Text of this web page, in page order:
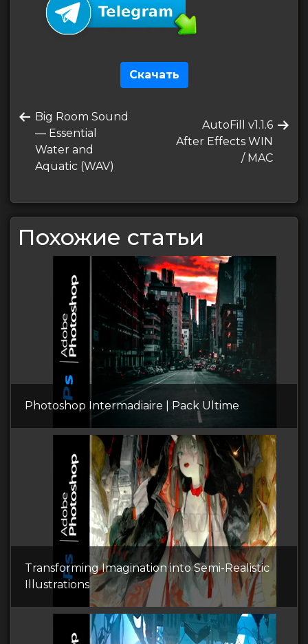
Скачать
по
записям
Предыдущая
запись
Big Room Sound
— Essential
Water and
Aquatic (WAV)
Следующая
запись
AutoFill v1.1.6
After Effects WIN
/ MAC
Похожие статьи
Photoshop Intermadiaire | Pack Ultime
Transforming Imagination into Semi-Realistic
Illustrations